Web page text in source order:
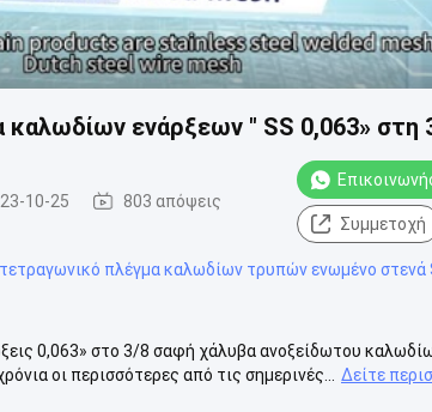
ενάρξεων ″ SS 0,063» στη
10-25 803 απόψεις
Συμμετοχή
τετραγωνικό πλέγμα καλωδίων τρυπών ενωμένο στενά
0,063» στο 3/8 σαφή χάλυβα ανοξείδωτου
οι περισσότερες από τις σημερινές...
Δείτε